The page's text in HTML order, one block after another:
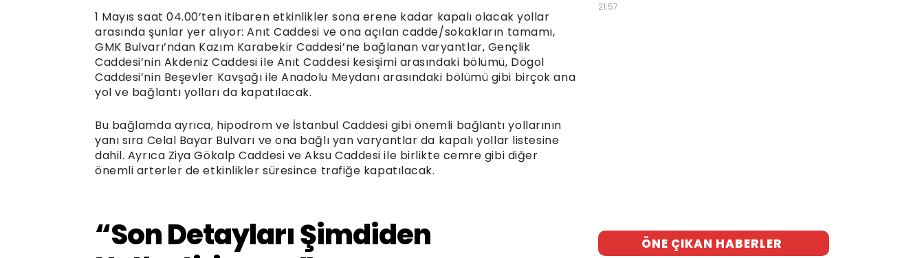
1 Mayıs saat 04.00’ten itibaren etkinlikler sona erene kadar kapalı olacak yollar
arasında şunlar yer alıyor: Anıt Caddesi ve ona açılan cadde/sokakların tamamı,
GMK Bulvarı’ndan Kazım Karabekir Caddesi’ne bağlanan varyantlar, Gençlik
Caddesi’nin Akdeniz Caddesi ile Anıt Caddesi kesişimi arasındaki bölümü, Dögol
Caddesi’nin Beşevler Kavşağı ile Anadolu Meydanı arasındaki bölümü gibi birçok ana
yol ve bağlantı yolları da kapatılacak.
Bu bağlamda ayrıca, hipodrom ve İstanbul Caddesi gibi önemli bağlantı yollarının
yanı sıra Celal Bayar Bulvarı ve ona bağlı yan varyantlar da kapalı yollar listesine
dahil. Ayrıca Ziya Gökalp Caddesi ve Aksu Caddesi ile birlikte cemre gibi diğer
önemli arterler de etkinlikler süresince trafiğe kapatılacak.
21:57